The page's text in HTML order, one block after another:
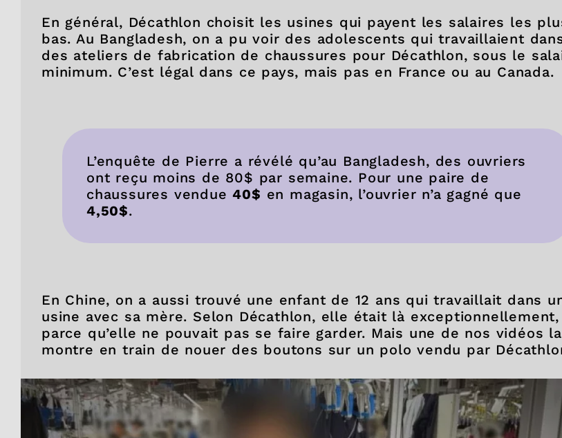
En général, Décathlon choisit les usines qui payent les salaires les
bas. Au Bangladesh, on a pu voir des adolescents qui travaillaient
des ateliers de fabrication de chaussures pour Décathlon, sous le
minimum. C’est légal dans ce pays, mais pas en France ou au Canada.
L’enquête de Pierre a révélé qu’au Bangladesh, des ouvriers
ont reçu moins de 80$ par semaine. Pour une paire de
chaussures vendue40$ en magasin, l’ouvrier n’a gagné que
4,50$.
En Chine, on a aussi trouvé une enfant de 12 ans qui travaillait dans
usine avec sa mère. Selon Décathlon, elle était là exceptionnellement,
parce qu’elle ne pouvait pas se faire garder. Mais une de nos vidéos la
montre en train de nouer des boutons sur un polo vendu par